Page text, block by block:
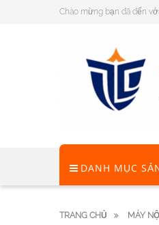
Chào mừng bạn đã đến
DANH MỤC
TRANG CHỦ MÁY